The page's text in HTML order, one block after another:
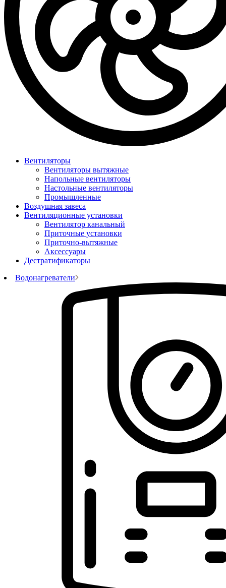
Вентиляторы
Вентиляторы вытяжные
Напольные вентиляторы
Настольные вентиляторы
Промышленные
Воздушная завеса
Вентиляционные установки
Вентилятор канальный
Приточные установки
Приточно-вытяжные
Аксессуары
Дестратификаторы
Водонагреватели